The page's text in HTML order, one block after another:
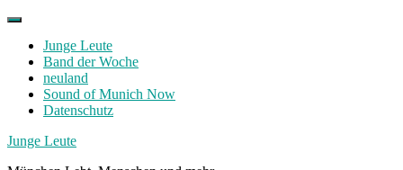
Skip
contentJunge Leute
Band der Woche
neuland
Sound of Munich Now
Datenschutz
Facebook
Twitter
Instagram
Junge Leute